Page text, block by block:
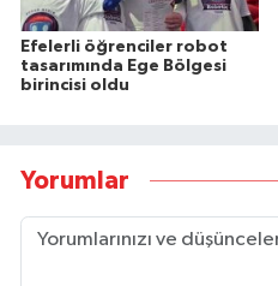
Efelerli öğrenciler robot
tasarımında Ege Bölgesi
birincisi oldu
Yorumlar